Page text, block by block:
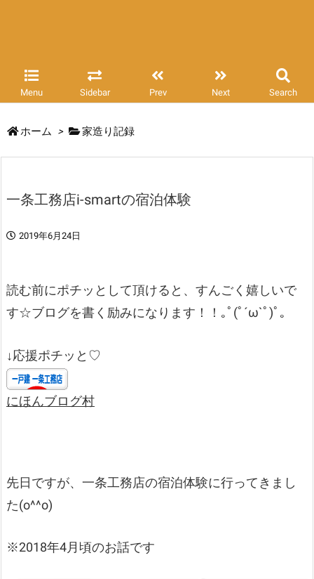
Menu Sidebar Prev Next Search
ホーム > 家造り記録
一条工務店i-smartの宿泊体験
2019年6月24日
読む前にポチッとして頂けると、すんごく嬉しいで
す☆ブログを書く励みになります！！｡ﾟ(ﾟ´ω`ﾟ)ﾟ｡
↓応援ポチッと♡
にほんブログ村
先日ですが、一条工務店の宿泊体験に行ってきまし
た(o^^o)
※2018年4月頃のお話です